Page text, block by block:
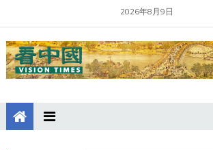
2026年8月9日